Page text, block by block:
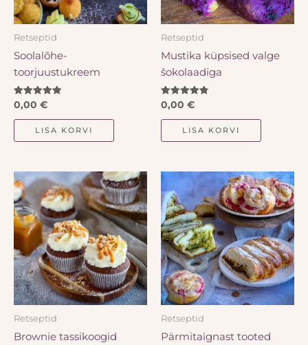
Retseptid
Soolalõhe-
toorjuustukreem
Hinnanguga
5.00
/ 5
0,00 €
LISA KORVI
Retseptid
Mustika küpsised valge
šokolaadiga
Hinnanguga
4.82
/ 5
0,00 €
LISA KORVI
Retseptid
Brownie tassikoogid
Retseptid
Pärmitaignast tooted